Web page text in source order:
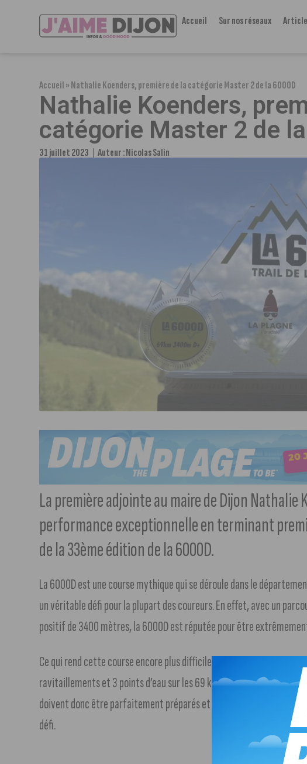
Accueil Sur nos réseaux
Accueil»Nathalie Koenders, première de la catégorie Master 2 de la 6000D
Nathalie Koenders,
catégorie Master 2 de
31 juillet 2023 Auteur :Nicolas Salin
La première adjointe au maire de Dijon Nathalie
performance exceptionnelle en terminant
de la 33ème édition de la 6000D.
La 6000D est une course mythique qui se déroule dans le
un véritable défi pour la plupart des coureurs. En effet, avec un
positif de 3400 mètres, la 6000D est réputée pour être
Ce qui rend cette course encore plus difficile, c’est le fait qu’il n’y a
ravitaillements et 3 points d’eau sur les 69 kilomètres. Les
doivent donc être parfaitement préparés et autonomes pour
défi.